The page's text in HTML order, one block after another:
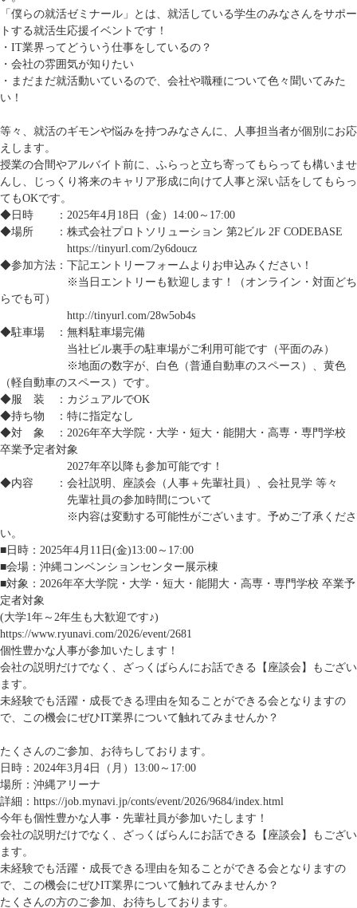
「僕らの就活ゼミナール」とは、就活している学生のみなさんをサポー
トする就活生応援イベントです！
・IT業界ってどういう仕事をしているの？
・会社の雰囲気が知りたい
・まだまだ就活動いているので、会社や職種について色々聞いてみた
い！
等々、就活のギモンや悩みを持つみなさんに、人事担当者が個別にお応
えします。
授業の合間やアルバイト前に、ふらっと立ち寄ってもらっても構いませ
んし、じっくり将来のキャリア形成に向けて人事と深い話をしてもらっ
てもOKです。
◆日時 ：2025年4月18日（金）14:00～17:00
◆場所 ：株式会社プロトソリューション 第2ビル 2F CODEBASE
https://tinyurl.com/2y6doucz
◆参加方法：下記エントリーフォームよりお申込みください！
※当日エントリーも歓迎します！（オンライン・対面どち
らでも可）
http://tinyurl.com/28w5ob4s
◆駐車場 ：無料駐車場完備
当社ビル裏手の駐車場がご利用可能です（平面のみ）
※地面の数字が、白色（普通自動車のスペース）、黄色
（軽自動車のスペース）です。
◆服 装 ：カジュアルでOK
◆持ち物 ：特に指定なし
◆対 象 ：2026年卒大学院・大学・短大・能開大・高専・専門学校
卒業予定者対象
2027年卒以降も参加可能です！
◆内容 ：会社説明、座談会（人事＋先輩社員）、会社見学 等々
先輩社員の参加時間について
※内容は変動する可能性がございます。予めご了承くださ
い。
■日時：2025年4月11日(金)13:00～17:00
■会場：沖縄コンベンションセンター展示棟
■対象：2026年卒大学院・大学・短大・能開大・高専・専門学校 卒業予
定者対象
(大学1年～2年生も大歓迎です♪)
https://www.ryunavi.com/2026/event/2681
個性豊かな人事が参加いたします！
会社の説明だけでなく、ざっくばらんにお話できる【座談会】もござい
ます。
未経験でも活躍・成長できる理由を知ることができる会となりますの
で、この機会にぜひIT業界について触れてみませんか？
たくさんのご参加、お待ちしております。
日時：2024年3月4日（月）13:00～17:00
場所：沖縄アリーナ
詳細： https://job.mynavi.jp/conts/event/2026/9684/index.html
今年も個性豊かな人事・先輩社員が参加いたします！
会社の説明だけでなく、ざっくばらんにお話できる【座談会】もござい
ます。
未経験でも活躍・成長できる理由を知ることができる会となりますの
で、この機会にぜひIT業界について触れてみませんか？
たくさんの方のご参加、お待ちしております。